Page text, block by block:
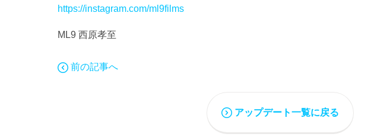
https://instagram.com/ml9films
ML9 西原孝至
前の記事へ
アップデート一覧に戻る